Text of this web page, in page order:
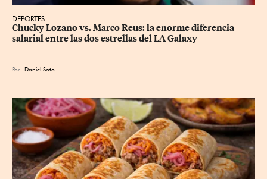
DEPORTES
Chucky Lozano vs. Marco Reus: la enorme diferencia
salarial entre las dos estrellas del LA Galaxy
Por Daniel Soto